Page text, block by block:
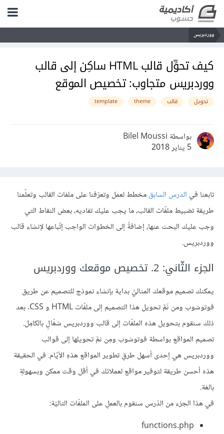
ووردبريس
كيف تحوِّل قالب HTML ساكِن إلى قالب
ووردبريس متجاوب: تخصيص الموقع
تحويل قالب theme
template
بواسطة Bilel Moussi
5 يناير 2018
تابعنا في الدرس السابقمخطط لعمل وتعرّفنا على ملفات القالب وتعلّمنا
طريقة تضبيط ملفّات القالب، ما يجب عليك تفاديه، بعض النقاط التي
وجب عليك البحث عنها، إضافةً إلى الخطوات الواجب إتّباعها لإنشاء قالب
ووردبريس.
الجزء الثّاني: 2. تخصيص موقعك ووردبريس
يمكنك تصميم موقعك المثاليِّ بداية بإنشاء نموذج للتصميم عن طريق
فوتوشوب ومن ثَمَّ تحويل هذا التصميم إلى ملفّات HTML و CSS. بعد
ذلك سنقوم بتحويل هذه الملفّات إلى قالب ووردبريس شغّالٍ بالكامِل.
تصميم المواقع بواسطة فوتوشوب ومِن ثمَّ تحويلها إلى قوالب
ووردبريس هي إحدى أسهل طرقِ تطوير المواقع هذهِ الأيّام. في الحقيقة
هذه أحسن طريقة لتوفير مواقع لعملائك في أقل وقت ممكن وبسهولةٍ
بالغة.
في هذا الجزء من الدّرس سنقوم بالعملِ على الملفّات التاليّة:
functions.php